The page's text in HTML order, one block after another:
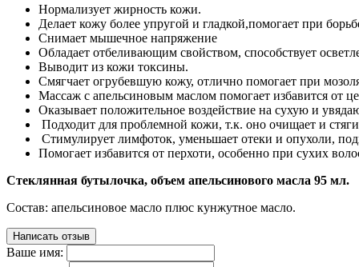
Нормализует жирность кожи.
Делает кожу более упругой и гладкой,помогает при
Снимает мышечное напряжение
Обладает отбеливающим свойством, способствует
Выводит из кожи токсины.
Смягчает огрубевшую кожу, отлично помогает при
Массаж с апельсиновым маслом помогает избавится от
Оказывает положительное воздействие на сухую и
Подходит для проблемной кожи, т.к. оно очищает и
Стимулирует лимфоток, уменьшает отеки и опухоли,
Помогает избавится от перхоти, особенно при сухих
Стеклянная бутылочка, объем апельсинового масла 95 мл.
Состав: апельсиновое масло плюс кунжутное масло.
Написать отзыв
Ваше имя: